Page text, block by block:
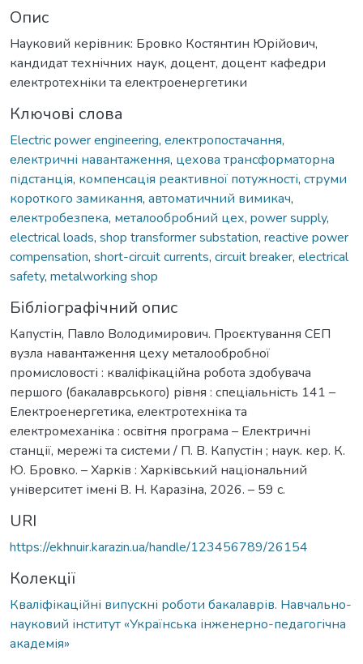
Опис
Науковий керівник: Бровко Костянтин Юрійович,
кандидат технічних наук, доцент, доцент кафедри
електротехніки та електроенергетики
Ключові слова
Electric power engineering, електропостачання,
електричні навантаження, цехова трансформаторна
підстанція, компенсація реактивної потужності, струми
короткого замикання, автоматичний вимикач,
електробезпека, металообробний цех, power supply,
electrical loads, shop transformer substation, reactive power
compensation, short-circuit currents, circuit breaker, electrical
safety, metalworking shop
Бібліографічний опис
Капустін, Павло Володимирович. Проєктування СЕП
вузла навантаження цеху металообробної
промисловості : кваліфікаційна робота здобувача
першого (бакалаврського) рівня : спеціальність 141 –
Електроенергетика, електротехніка та
електромеханіка : освітня програма – Електричні
станції, мережі та системи / П. В. Капустін ; наук. кер. К.
Ю. Бровко. – Харків : Харківський національний
університет імені В. Н. Каразіна, 2026. – 59 с.
URI
https://ekhnuir.karazin.ua/handle/123456789/26154
Колекції
Кваліфікаційні випускні роботи бакалаврів. Навчально-
науковий інститут «Українська інженерно-педагогічна
академія»